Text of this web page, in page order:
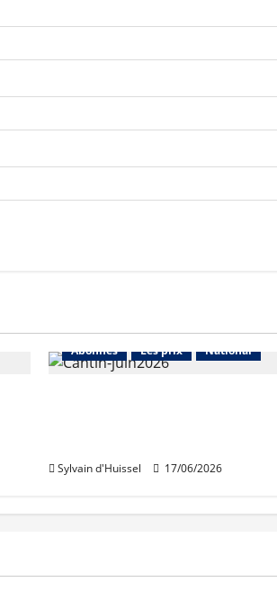
Abonnés Les prix National
Sylvain d'Huissel 17/06/2026